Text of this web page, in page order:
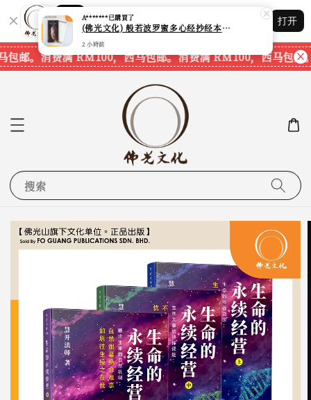
Shopping: 追踪您的订单
您信赖的商店
打开
邮。 消费满 RM100，西马包邮。消费满 RM100，西马包邮。
搜索
A*******已購買了
(佛光文化) 般若波罗蜜多心经抄经本 Prajna Paramita Heart Sutra (30pcs/pack) 现货速发
2 小時前